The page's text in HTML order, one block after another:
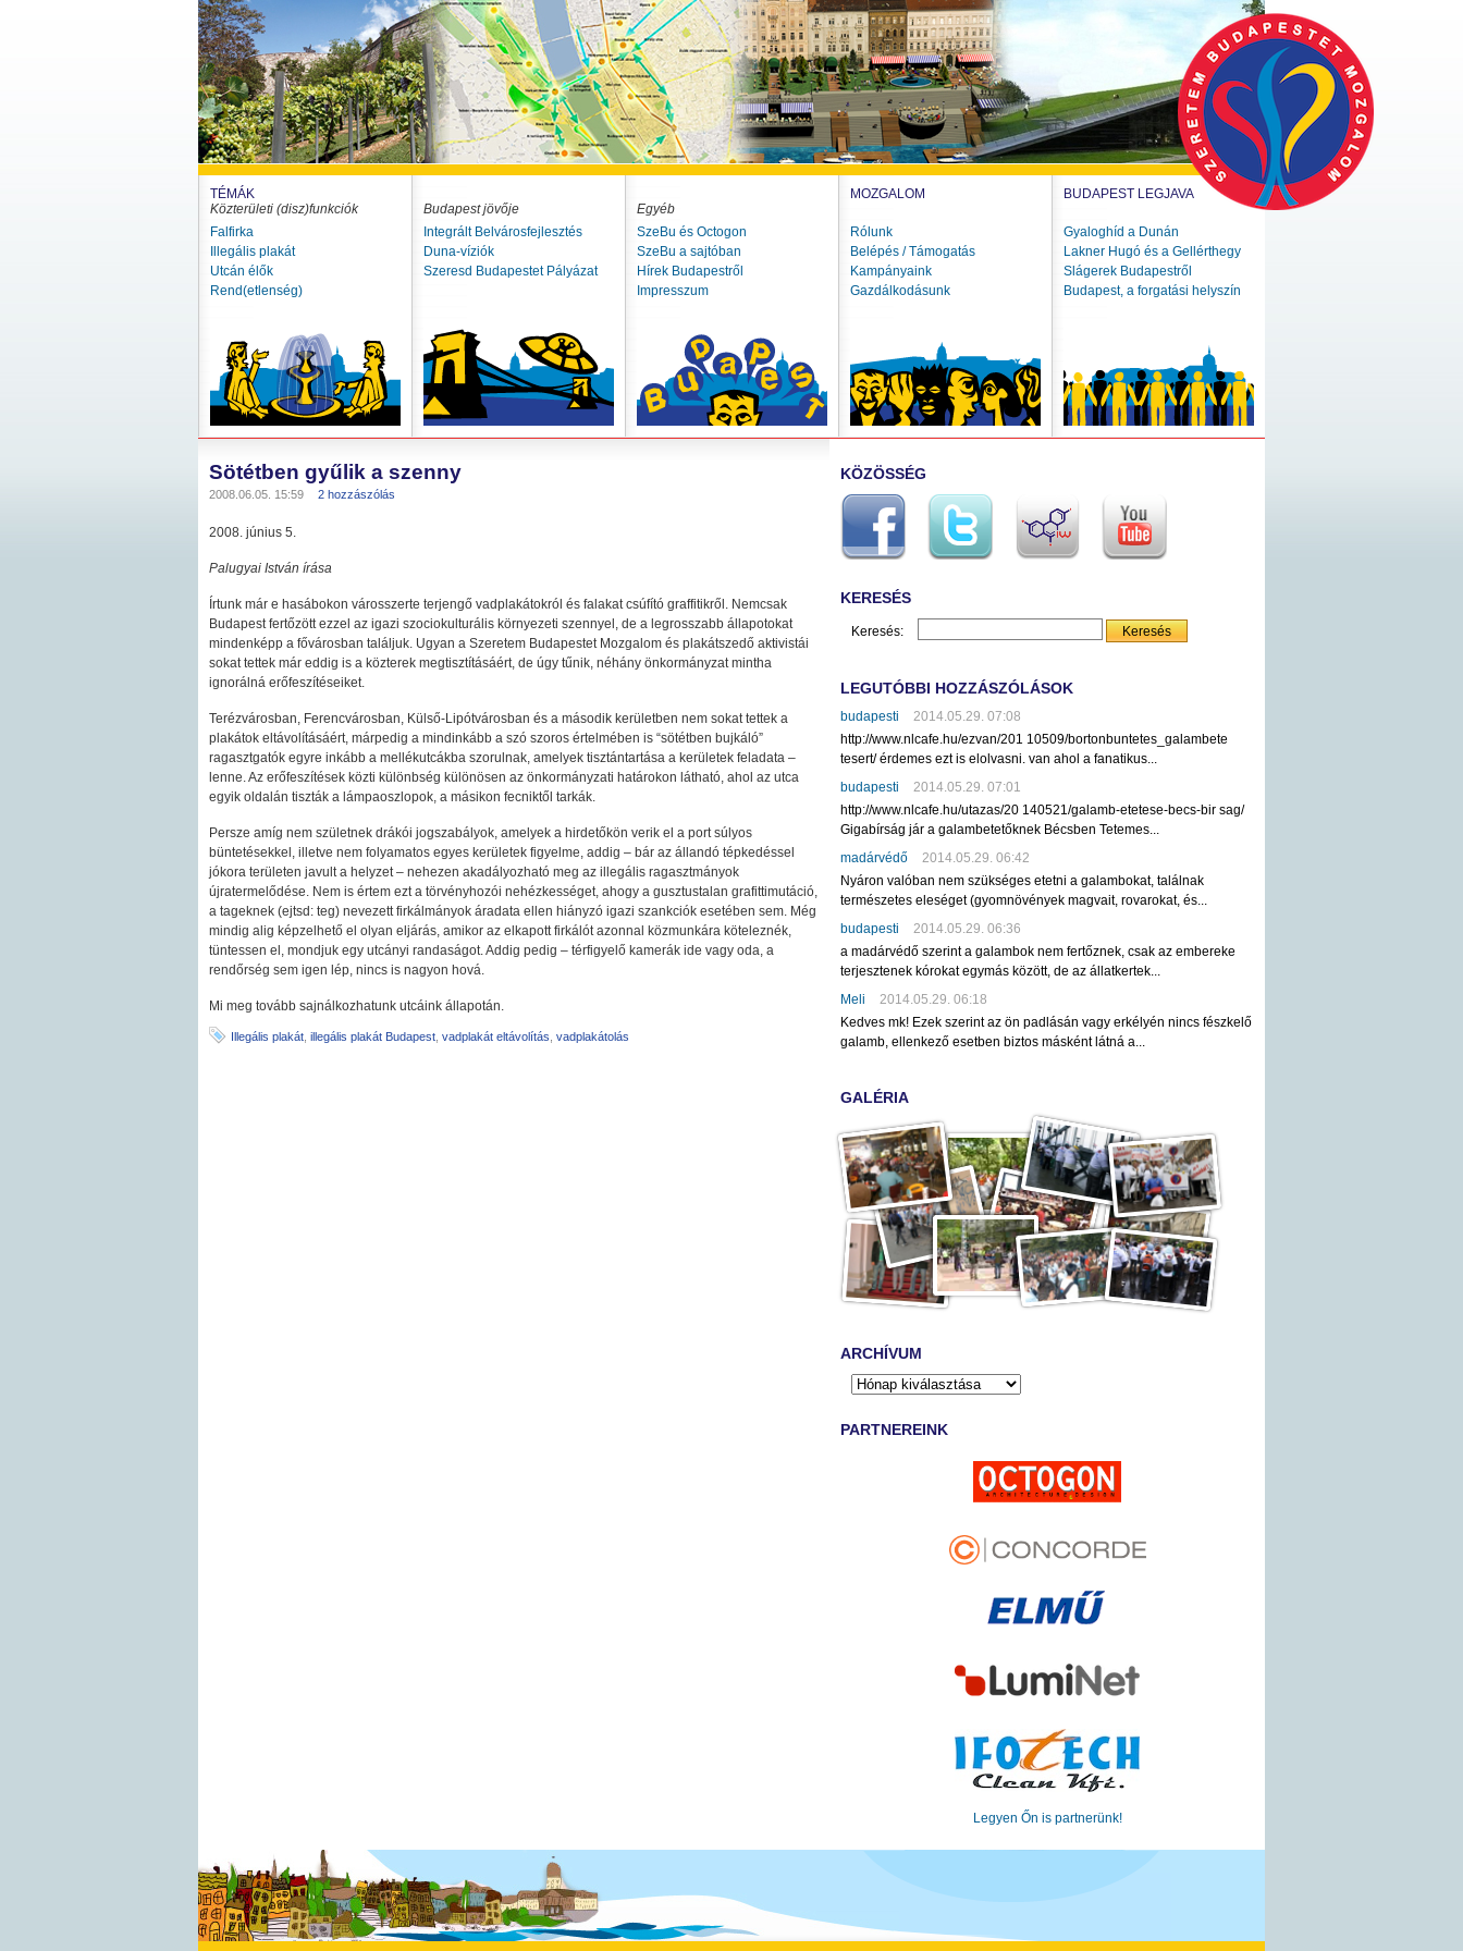
TÉMÁK
Közterületi (disz)funkciók
Falfirka
Illegális plakát
Utcán élők
Rend(etlenség)
Budapest jövője
Integrált Belvárosfejlesztés
Duna-víziók
Szeresd Budapestet Pályázat
Egyéb
SzeBu és Octogon
SzeBu a sajtóban
Hírek Budapestről
Impresszum
MOZGALOM
Rólunk
Belépés / Támogatás
Kampányaink
Gazdálkodásunk
BUDAPEST LEGJAVA
Gyaloghíd a Dunán
Lakner Hugó és a Gellérthegy
Slágerek Budapestről
Budapest, a forgatási helyszín
Sötétben gyűlik a szenny
2008.06.05. 15:59 2 hozzászólás
2008. június 5.
Palugyai István írása
Írtunk már e hasábokon városszerte terjengő vadplakátokról és falakat csúfító graffitikről. Nemcsak
Budapest fertőzött ezzel az igazi szociokulturális környezeti szennyel, de a legrosszabb állapotokat
mindenképp a fővárosban találjuk. Ugyan a Szeretem Budapestet Mozgalom és plakátszedő aktivistái
sokat tettek már eddig is a közterek megtisztításáért, de úgy tűnik, néhány önkormányzat mintha
ignorálná erőfeszítéseiket.
Terézvárosban, Ferencvárosban, Külső-Lipótvárosban és a második kerületben nem sokat tettek a
plakátok eltávolításáért, márpedig a mindinkább a szó szoros értelmében is “sötétben bujkáló”
ragasztgatók egyre inkább a mellékutcákba szorulnak, amelyek tisztántartása a kerületek feladata –
lenne. Az erőfeszítések közti különbség különösen az önkormányzati határokon látható, ahol az utca
egyik oldalán tiszták a lámpaoszlopok, a másikon fecniktől tarkák.
Persze amíg nem születnek drákói jogszabályok, amelyek a hirdetőkön verik el a port súlyos
büntetésekkel, illetve nem folyamatos egyes kerületek figyelme, addig – bár az állandó tépkedéssel
jókora területen javult a helyzet – nehezen akadályozható meg az illegális ragasztmányok
újratermelődése. Nem is értem ezt a törvényhozói nehézkességet, ahogy a gusztustalan grafittimutáció,
a tageknek (ejtsd: teg) nevezett firkálmányok áradata ellen hiányzó igazi szankciók esetében sem. Még
mindig alig képzelhető el olyan eljárás, amikor az elkapott firkálót azonnal közmunkára köteleznék,
tüntessen el, mondjuk egy utcányi randaságot. Addig pedig – térfigyelő kamerák ide vagy oda, a
rendőrség sem igen lép, nincs is nagyon hová.
Mi meg tovább sajnálkozhatunk utcáink állapotán.
Illegális plakát illegális plakát Budapest vadplakát eltávolítás vadplakátolás
KÖZÖSSÉG
KERESÉS
Keresés:
LEGUTÓBBI HOZZÁSZÓLÁSOK
budapesti
2014.05.29. 07:08
http://www.nlcafe.hu/ezvan/201 10509/bortonbuntetes_galambete
tesert/ érdemes ezt is elolvasni. van ahol a fanatikus...
budapesti
2014.05.29. 07:01
http://www.nlcafe.hu/utazas/20 140521/galamb-etetese-becs-bir sag/
Gigabírság jár a galambetetőknek Bécsben Tetemes...
madárvédő
2014.05.29. 06:42
Nyáron valóban nem szükséges etetni a galambokat, találnak
természetes eleséget (gyomnövények magvait, rovarokat, és...
budapesti
2014.05.29. 06:36
a madárvédő szerint a galambok nem fertőznek, csak az embereke
terjesztenek kórokat egymás között, de az állatkertek...
Meli
2014.05.29. 06:18
Kedves mk! Ezek szerint az ön padlásán vagy erkélyén nincs fészkelő
galamb, ellenkező esetben biztos másként látná a...
GALÉRIA
ARCHÍVUM
PARTNEREINK
Legyen Őn is partnerünk!